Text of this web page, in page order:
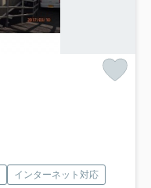
インターネット対応